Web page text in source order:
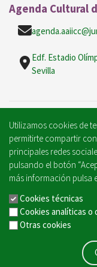
Agenda Cultural
Edf. Estadio
Sevilla
Mantente
AVISO LEGAL
Utilizamos cookies de
permitirte compartir
principales redes
pulsando el botón
más información pulsa
Cookies técnicas
Cookies analíticas o
Otras cookies